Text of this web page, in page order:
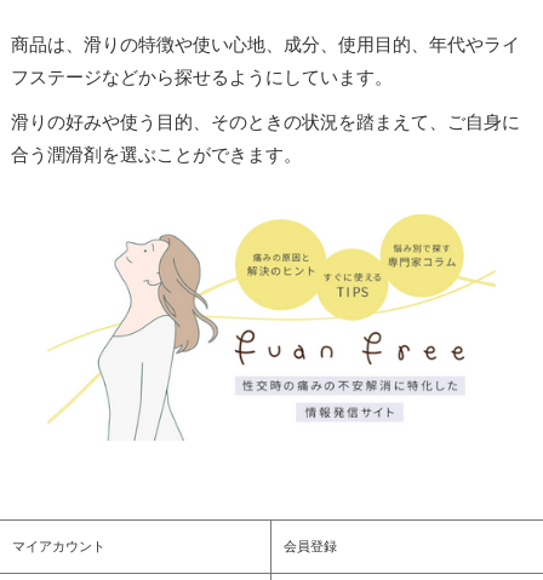
商品は、滑りの特徴や使い心地、成分、使用目的、年代やライ
フステージなどから探せるようにしています。
滑りの好みや使う目的、そのときの状況を踏まえて、ご自身に
合う潤滑剤を選ぶことができます。
マイアカウント 会員登録